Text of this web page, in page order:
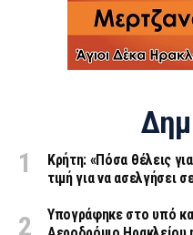
Κρήτη: «Πόσα θέλεις
τιμή για να ασελγήσει
Υπογράφηκε στο υπό